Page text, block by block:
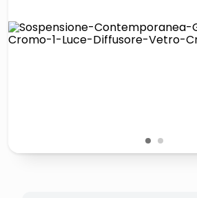
pattumiera raccolta differenziata
1 2